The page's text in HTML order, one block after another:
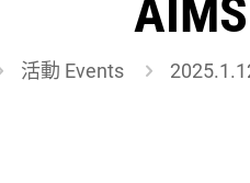
活動 Events